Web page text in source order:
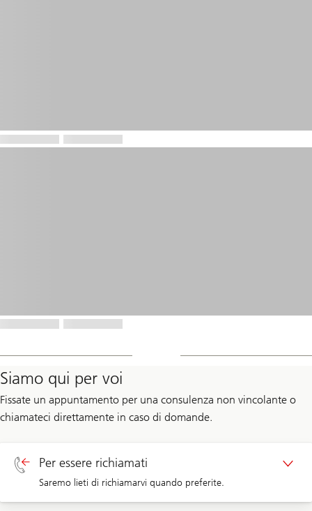
Siamo qui per voi
Fissate un appuntamento per una consulenza non vincolante o
chiamateci direttamente in caso di domande.
Per essere richiamati
Saremo lieti di richiamarvi quando preferite.